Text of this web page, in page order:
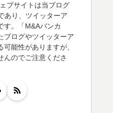
ブサイトは当ブログ
あり、ツイッターア
す。「M&Aバンカ
ブログやツイッターア
能性がありますが、
んのでご注意くださ